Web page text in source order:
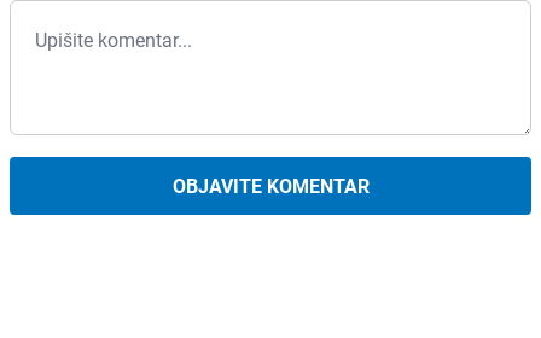
OBJAVITE KOMENTAR